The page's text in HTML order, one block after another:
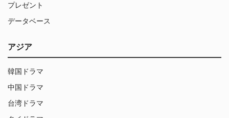
プレゼント
データベース
アジア
韓国ドラマ
中国ドラマ
台湾ドラマ